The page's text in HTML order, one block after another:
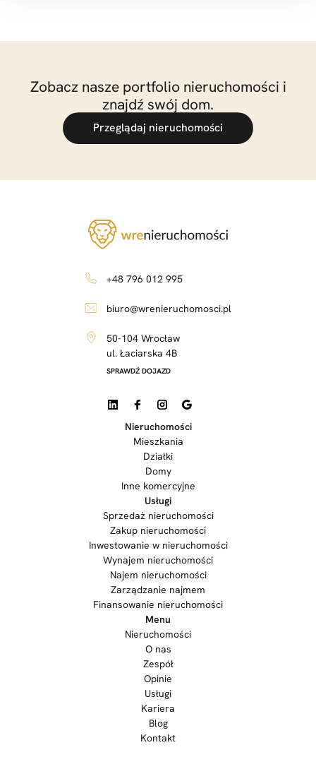
Zobacz nasze portfolio nieruchomości i
znajdź swój dom.
Przeglądaj nieruchomości
+48 796 012 995
biuro@wrenieruchomosci.pl
50-104 Wrocław
ul. Łaciarska 4B
SPRAWDŹ DOJAZD
Nieruchomości
Mieszkania
Działki
Domy
Inne komercyjne
Usługi
Sprzedaż nieruchomości
Zakup nieruchomości
Inwestowanie w nieruchomości
Wynajem nieruchomości
Najem nieruchomości
Zarządzanie najmem
Finansowanie nieruchomości
Menu
Nieruchomości
O nas
Zespół
Opinie
Usługi
Kariera
Blog
Kontakt